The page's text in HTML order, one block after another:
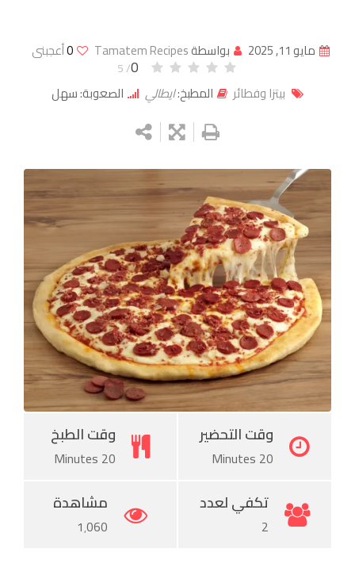
مايو 11, 2025 بواسطةTamatem Recipes
0أعجبنى
/ 5
بيتزا وفطائر المطبخ:ايطالي الصعوبة: سهل
Google+
LinkedIn
Whatsapp
StumbleUpon
Tumblr
Pinterest
وقت التحضير
20 Minutes
وقت الطبخ
20 Minutes
تكفي لعدد مشاهدة
1٬060